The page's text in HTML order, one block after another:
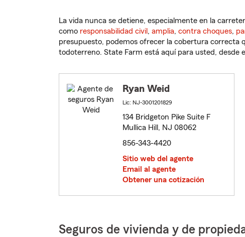
La vida nunca se detiene, especialmente en la
como responsabilidad civil , amplia, contra choques,
presupuesto, podemos ofrecer la cobertura correcta
todoterreno. State Farm está aquí para usted, desde
Ryan Weid
Lic: NJ-3001201829
134 Bridgeton Pike Suite F
Mullica Hill, NJ 08062
856-343-4420
Sitio web del agente
Email al agente
Obtener una cotización
Seguros de vivienda y de